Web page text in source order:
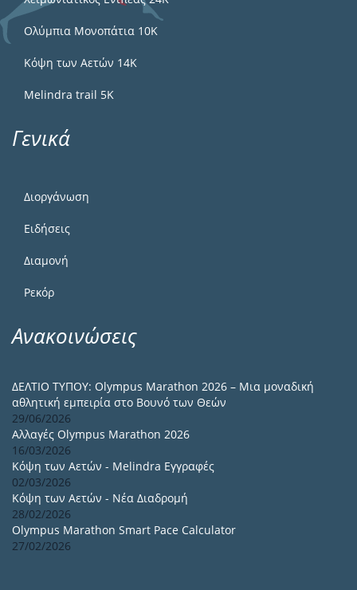
Ολύμπια Μονοπάτια 10Κ
Κόψη των Αετών 14Κ
Melindra trail 5Κ
Γενικά
Διοργάνωση
Ειδήσεις
Διαμονή
Ρεκόρ
Ανακοινώσεις
ΔΕΛΤΙΟ ΤΥΠΟΥ: Olympus Marathon 2026 – Μια μοναδική
αθλητική εμπειρία στο Βουνό των Θεών
29/06/2026
Αλλαγές Olympus Marathon 2026
16/03/2026
Κόψη των Αετών - Melindra Εγγραφές
02/03/2026
Κόψη των Αετών - Νέα Διαδρομή
28/02/2026
Olympus Marathon Smart Pace Calculator
27/02/2026